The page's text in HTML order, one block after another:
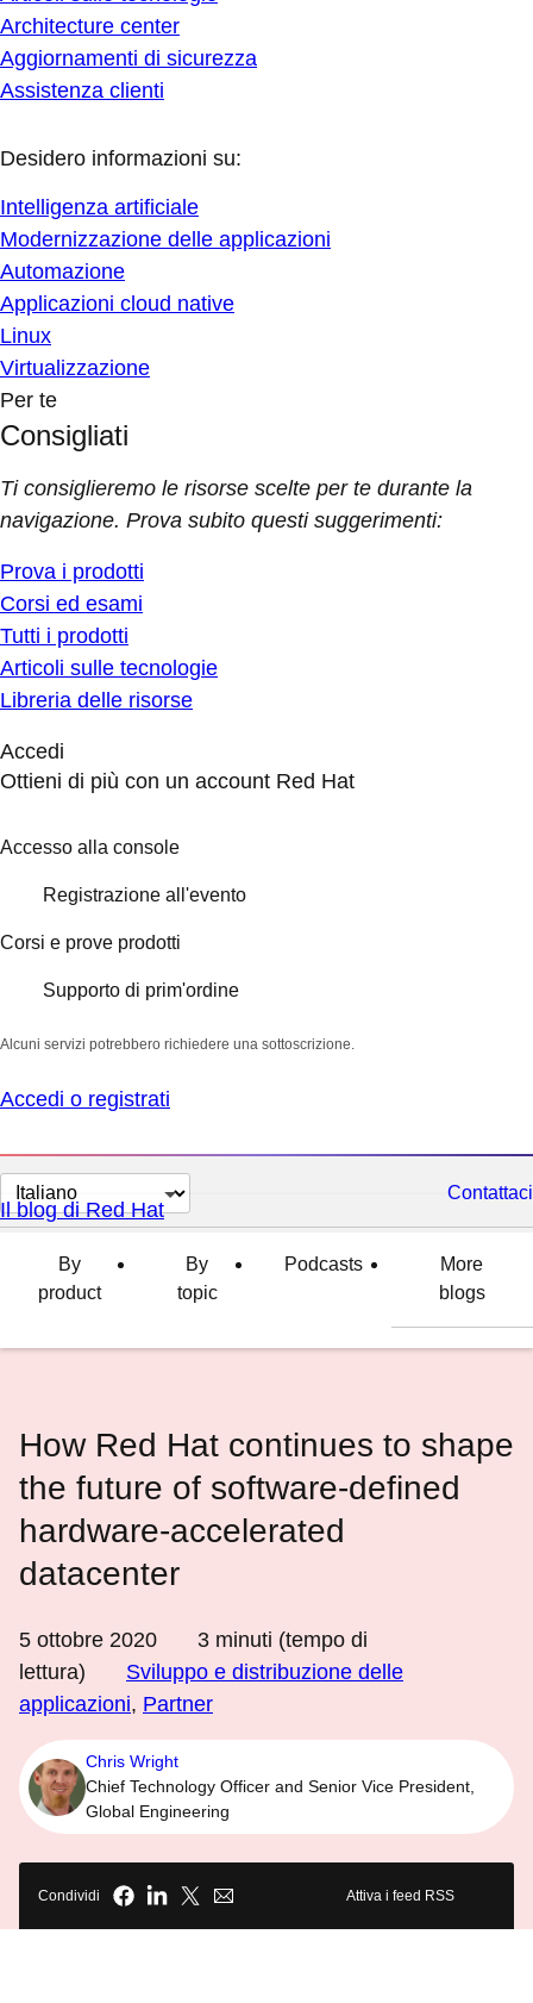
Architecture center
Aggiornamenti di sicurezza
Assistenza clienti
Desidero informazioni su:
Intelligenza artificiale
Modernizzazione delle applicazioni
Automazione
Applicazioni cloud native
Linux
Virtualizzazione
Per te
Consigliati
Ti consiglieremo le risorse scelte per te durante la
navigazione. Prova subito questi suggerimenti:
Prova i prodotti
Corsi ed esami
Tutti i prodotti
Articoli sulle tecnologie
Libreria delle risorse
Accedi
Ottieni di più con un account Red Hat
Accesso alla console
Registrazione all'evento
Corsi e prove prodotti
Supporto di prim'ordine
Alcuni servizi potrebbero richiedere una sottoscrizione.
Accedi o registrati
Cambia
lingua
Contattaci
Il blog di Red Hat
By
product
By
topic
Podcasts
More
blogs
How Red Hat continues to shape
the future of software-defined
hardware-accelerated
datacenter
5 ottobre 2020 3 minuti (tempo di
lettura)
Sviluppo e distribuzione delle
applicazioni, Partner
Chris Wright
Chief Technology Officer and Senior Vice President,
Global Engineering
Condividi Attiva i feed RSS